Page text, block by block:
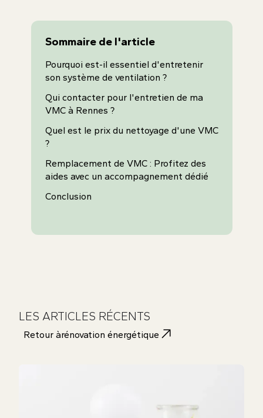
Sommaire de l'article
Pourquoi est-il essentiel d'entretenir
son système de ventilation ?
Qui contacter pour l'entretien de ma
VMC à Rennes ?
Quel est le prix du nettoyage d'une VMC
?
Remplacement de VMC : Profitez des
aides avec un accompagnement dédié
Conclusion
LES ARTICLES RÉCENTS
Retour àrénovation énergétique